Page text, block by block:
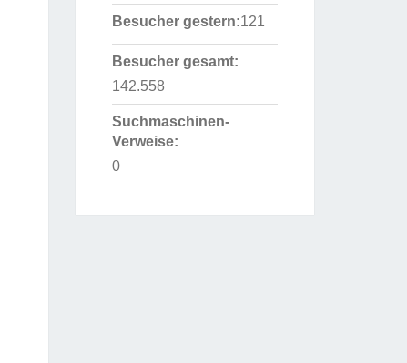
Besucher gestern:121
Besucher gesamt:
142.558
Suchmaschinen-
Verweise:
0